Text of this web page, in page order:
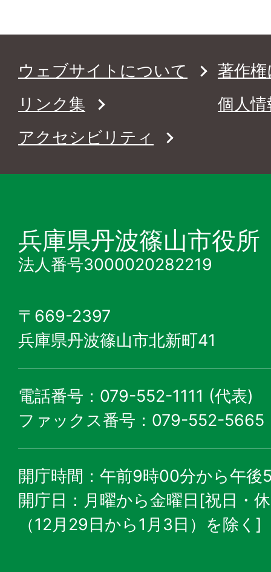
ウェブサイトについて
著作
リンク集
個人
アクセシビリティ
兵庫県丹波篠山市役所
法人番号3000020282219
〒669-2397
兵庫県丹波篠山市北新町41
電話番号：079-552-1111 (代表)
ファックス番号：079-552-5665
開庁時間：午前9時00分から午後
開庁日：月曜から金曜日[祝日・
（12月29日から1月3日）を除く]